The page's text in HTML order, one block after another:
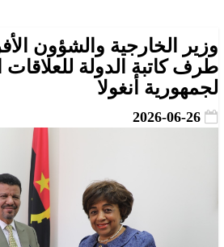
وزير الخارجية والشؤون
طرف كاتبة الدولة للعلاقات
لجمهورية أنغولا
2026-06-26